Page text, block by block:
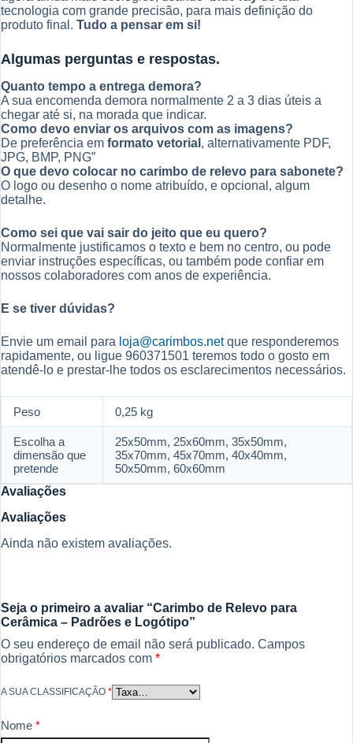
tecnologia com grande precisão, para mais definição do
produto final. Tudo a pensar em si!
Algumas perguntas e respostas.
Quanto tempo a entrega demora?
A sua encomenda demora normalmente 2 a 3 dias úteis a
chegar até si, na morada que indicar.
Como devo enviar os arquivos com as imagens?
De preferência em formato vetorial , alternativamente PDF,
JPG, BMP, PNG”
O que devo colocar no carimbo de relevo para sabonete?
O logo ou desenho o nome atribuído, e opcional, algum
detalhe.
Como sei que vai sair do jeito que eu quero?
Normalmente justificamos o texto e bem no centro, ou pode
enviar instruções específicas, ou também pode confiar em
nossos colaboradores com anos de experiência.
E se tiver dúvidas?
Envie um email para loja@carimbos.netque responderemos
rapidamente, ou ligue 960371501 teremos todo o gosto em
atendê-lo e prestar-lhe todos os esclarecimentos necessários.
Peso 0,25 kg
Escolha a
dimensão que
pretende
25x50mm, 25x60mm, 35x50mm,
35x70mm, 45x70mm, 40x40mm,
50x50mm, 60x60mm
Avaliações
Avaliações
Ainda não existem avaliações.
Seja o primeiro a avaliar “Carimbo de Relevo para
Cerâmica – Padrões e Logótipo”
O seu endereço de email não será publicado. Campos
obrigatórios marcados com *
A SUA CLASSIFICAÇÃO *
Nome *